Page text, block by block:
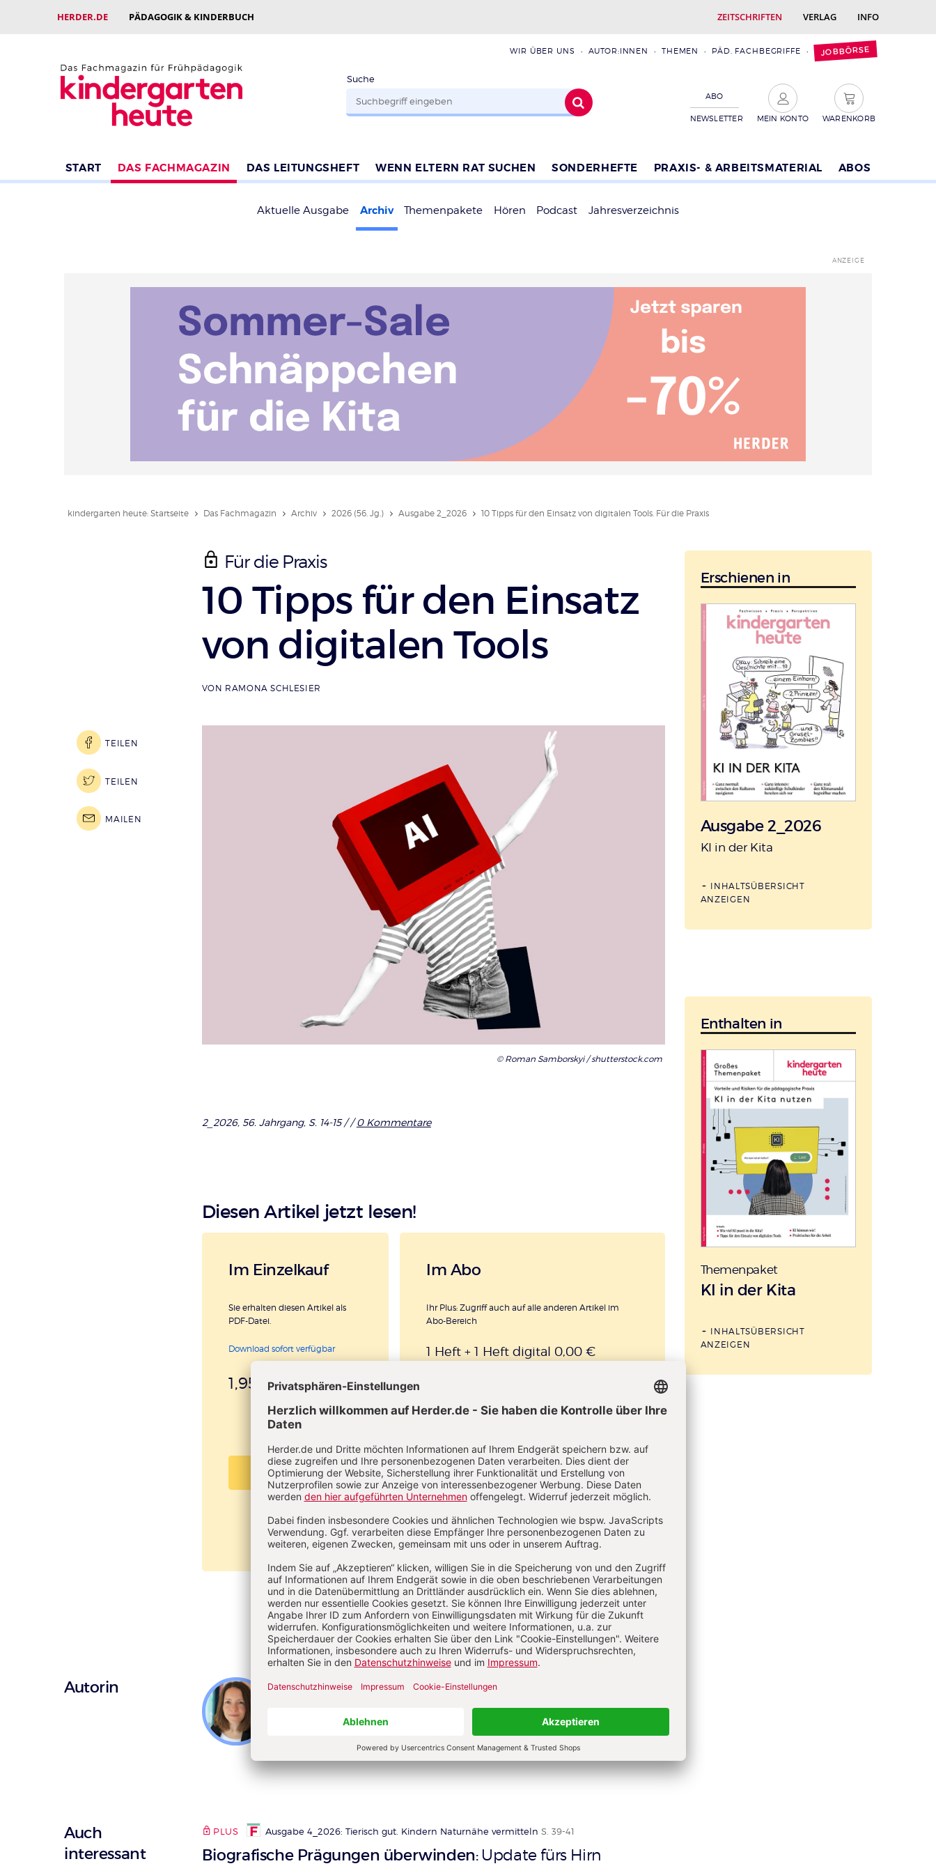
HERDER.DE PÄDAGOGIK & KINDERBUCH ZEITSCHRIFTEN VERLAG INFO
WIR ÜBER UNS AUTOR:INNEN THEMEN PÄD. FACHBEGRIFFE JOBBÖRSE
Suche
ABO
NEWSLETTER MEIN KONTO WARENKORB
START DAS FACHMAGAZIN DAS LEITUNGSHEFT WENN ELTERN RAT SUCHEN SONDERHEFTE PRAXIS- & ARBEITSMATERIAL ABOS
Aktuelle Ausgabe Archiv Themenpakete Hören Podcast Jahresverzeichnis
kindergarten heute: Startseite Das Fachmagazin Archiv 2026 (56. Jg.) Ausgabe 2_2026 10 Tipps für den Einsatz von digitalen Tools. Für die Praxis
Für die Praxis
:
10 Tipps für den Einsatz
von digitalen Tools
VON RAMONA SCHLESIER
© Roman Samborskyi / shutterstock.com
2_2026, 56. Jahrgang, S. 14-15 //0 Kommentare
Diesen Artikel jetzt lesen!
Im Einzelkauf
Sie erhalten diesen Artikel als
PDF-Datei.
Download sofort verfügbar
1,95 €inkl. MwSt
PDF bestellen
Im Abo
Ihr Plus: Zugriff auch auf alle anderen Artikel im
Abo-Bereich
1 Heft + 1 Heft digital 0,00 €
IM ABO IM DIGITAL-ABO
Sie haben ein Abonnement?Anmelden
TEILEN
TEILEN
MAILEN
Überschrift
Autorin Ramona Schlesier
Sie ist Berufs- und Wirtschaftspädagogin und arbeitet als Fachberatung
für Digitales und KI für das Bildungswerk der Baden-Württembergischen
Auch
interessant
PLUS Ausgabe 4_2026: Tierisch gut. Kindern Naturnähe vermitteln S. 39-41
Biografische Prägungen überwinden: Update fürs Hirn
Erschienen in
Ausgabe 2_2026
:
KI in der Kita
INHALTSÜBERSICHT
ANZEIGEN
Enthalten in
Themenpaket
:KI in der Kita
INHALTSÜBERSICHT
ANZEIGEN